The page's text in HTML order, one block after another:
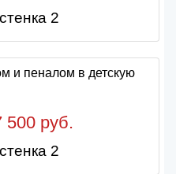
2
500 руб.
2